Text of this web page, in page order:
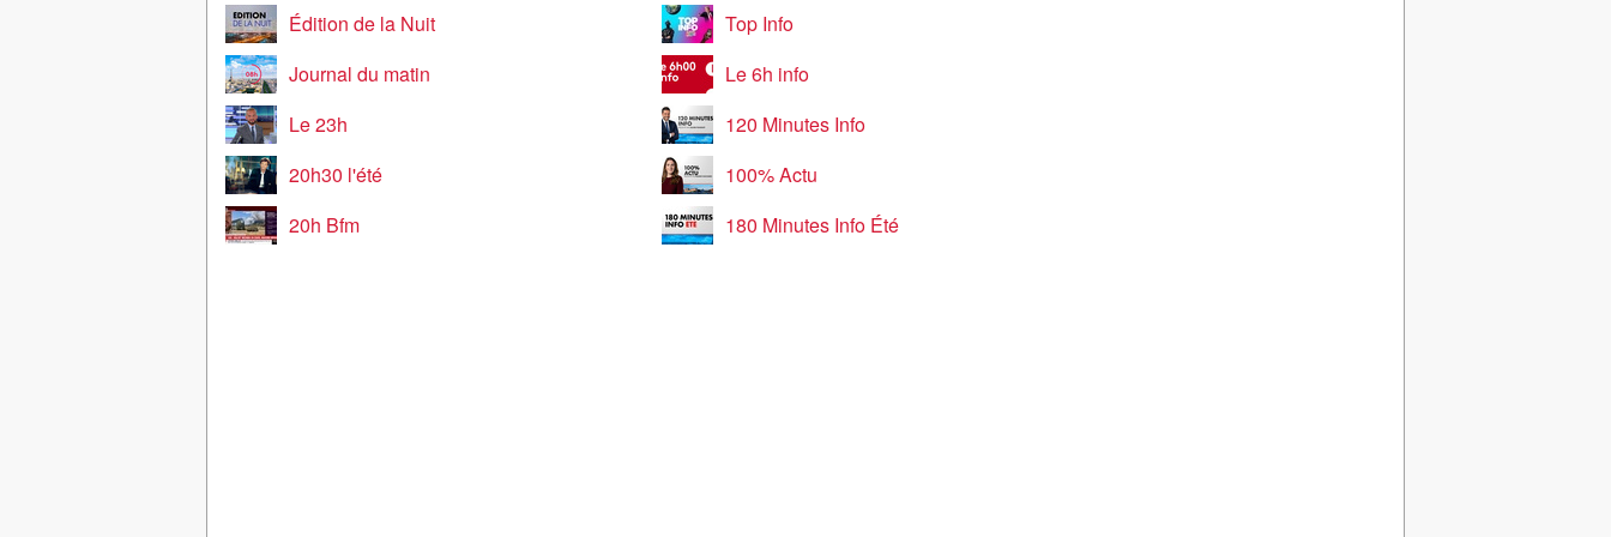
Édition de la Nuit
Top Info
Journal du matin
Le 6h info
Le 23h
120 Minutes Info
20h30 l'été
100% Actu
20h Bfm
180 Minutes Info Été